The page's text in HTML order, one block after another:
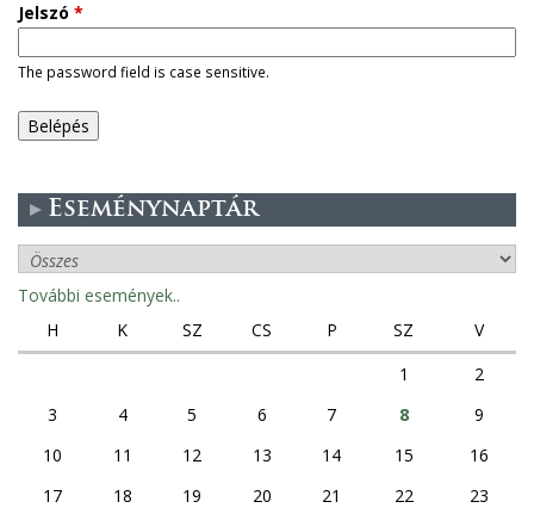
d
l
e
e
s
Jelszó *
The password field is case sensitive.
Eseménynaptár
További események..
H
K SZ CS P SZ
V
1
2
3
4 5 6 7 8
9
10
11 12 13 14 15
16
17
18 19 20 21 22
23